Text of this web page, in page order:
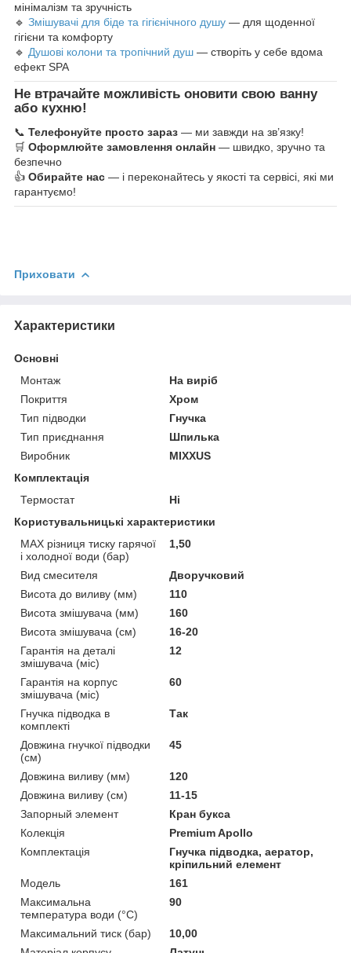
мінімалізм та зручність
🔹 Змішувачі для біде та гігієнічного душу — для щоденної
гігієни та комфорту
🔹 Душові колони та тропічний душ — створіть у себе вдома
ефект SPA
Не втрачайте можливість оновити свою ванну
або кухню!
📞 Телефонуйте просто зараз — ми завжди на зв’язку!
🛒 Оформлюйте замовлення онлайн — швидко, зручно та
безпечно
👍 Обирайте нас — і переконайтесь у якості та сервісі, які ми
гарантуємо!
Приховати
Характеристики
Основні
Монтаж
На виріб
Покриття
Хром
Тип підводки
Гнучка
Тип приєднання
Шпилька
Виробник
MIXXUS
Комплектація
Термостат
Ні
Користувальницькі характеристики
MAX різниця тиску гарячої
і холодної води (бар)
1,50
Вид смесителя
Дворучковий
Висота до виливу (мм)
110
Висота змішувача (мм)
160
Висота змішувача (см)
16-20
Гарантія на деталі
змішувача (міс)
12
Гарантія на корпус
змішувача (міс)
60
Гнучка підводка в
комплекті
Так
Довжина гнучкої підводки
(см)
45
Довжина виливу (мм)
120
Довжина виливу (см)
11-15
Запорный элемент
Кран букса
Колекція
Premium Apollo
Комплектація
Гнучка підводка, аератор,
кріпильний елемент
Мoдель
161
Максимальна
температура води (°C)
90
Максимальний тиск (бар)
10,00